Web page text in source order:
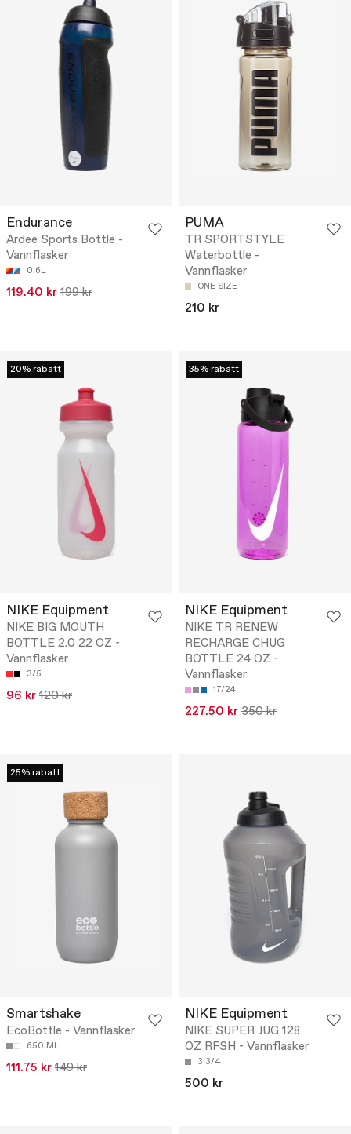
Endurance
Ardee Sports Bottle -
Vannflasker
0.6L
119.40 kr 199 kr
PUMA
TR SPORTSTYLE
Waterbottle -
Vannflasker
ONE SIZE
210 kr
20% rabatt
NIKE Equipment
NIKE BIG MOUTH
BOTTLE 2.0 22 OZ -
Vannflasker
3/5
96 kr 120 kr
35% rabatt
NIKE Equipment
NIKE TR RENEW
RECHARGE CHUG
BOTTLE 24 OZ -
Vannflasker
17/24
227.50 kr 350 kr
25% rabatt
Smartshake
EcoBottle - Vannflasker
650 ML
111.75 kr 149 kr
NIKE Equipment
NIKE SUPER JUG 128
OZ RFSH - Vannflasker
3 3/4
500 kr